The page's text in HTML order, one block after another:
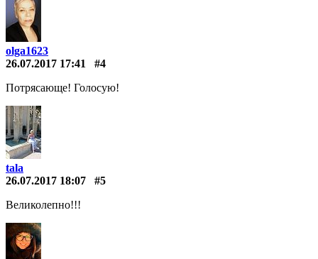
olga1623
26.07.2017 17:41
#4
Потрясающе! Голосую!
tala
26.07.2017 18:07
#5
Великолепно!!!